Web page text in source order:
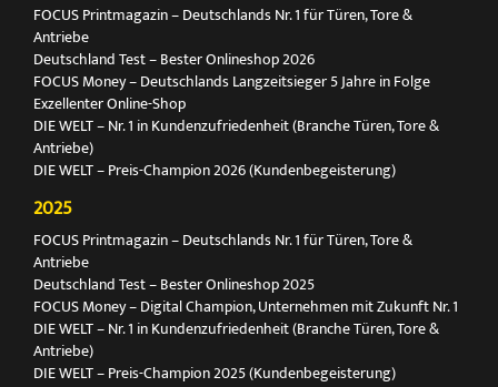
FOCUS Printmagazin – Deutschlands Nr. 1 für Türen, Tore &
Antriebe
Deutschland Test – Bester Onlineshop 2026
FOCUS Money – Deutschlands Langzeitsieger 5 Jahre in Folge
Exzellenter Online-Shop
DIE WELT – Nr. 1 in Kundenzufriedenheit (Branche Türen, Tore &
Antriebe)
DIE WELT – Preis-Champion 2026 (Kundenbegeisterung)
2025
FOCUS Printmagazin – Deutschlands Nr. 1 für Türen, Tore &
Antriebe
Deutschland Test – Bester Onlineshop 2025
FOCUS Money – Digital Champion, Unternehmen mit Zukunft Nr. 1
DIE WELT – Nr. 1 in Kundenzufriedenheit (Branche Türen, Tore &
Antriebe)
DIE WELT – Preis-Champion 2025 (Kundenbegeisterung)